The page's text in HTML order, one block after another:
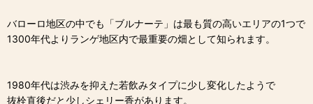
バローロ地区の中でも「ブルナーテ」は最も質の高いエリアの1つで
1300年代よりランゲ地区内で最重要の畑として知られます。
1980年代は渋みを抑えた若飲みタイプに少し変化したようで
抜栓直後だと少しシェリー香があります。